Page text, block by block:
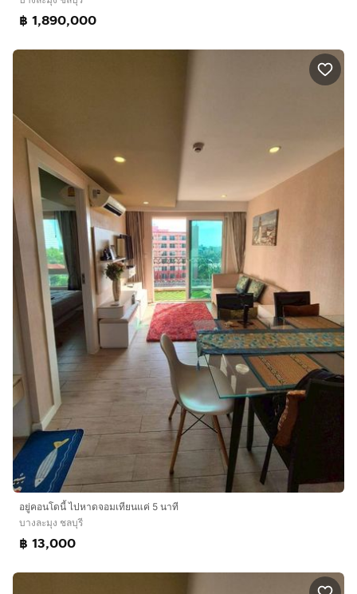
฿ 1,890,000
อยู่คอนโดนี้ ไปหาดจอมเทียนแค่ 5 นาที
บางละมุง ชลบุรี
฿ 13,000